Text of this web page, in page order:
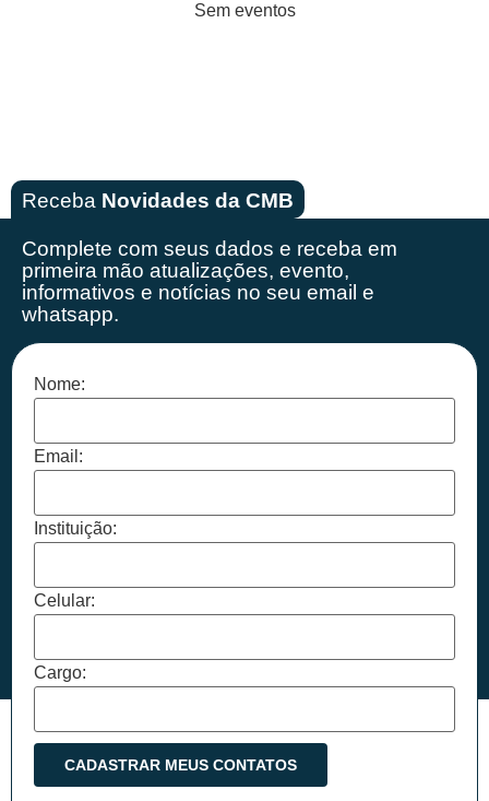
Sem eventos
Receba Novidades da CMB
Complete com seus dados e receba em
primeira mão atualizações, evento,
informativos e notícias no seu email e
whatsapp.
Nome:
Email:
Instituição:
Celular:
Cargo: